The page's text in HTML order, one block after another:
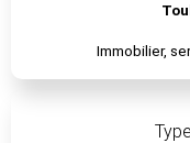
Immobilier,